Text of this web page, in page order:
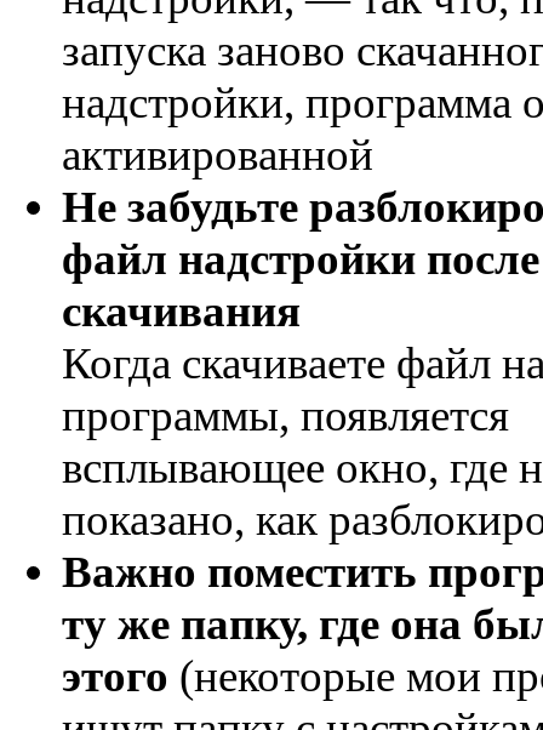
запуска заново
надстройки, программа
активированной
Не забудьте
файл надстройки после
скачивания
Когда скачиваете файл
программы, появляется
всплывающее окно, где
показано, как
Важно поместить
ту же папку, где она
этого (некоторые мои